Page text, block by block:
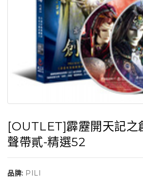
[OUTLET]霹靂開天記之
聲帶貳-精選52
品牌: PILI